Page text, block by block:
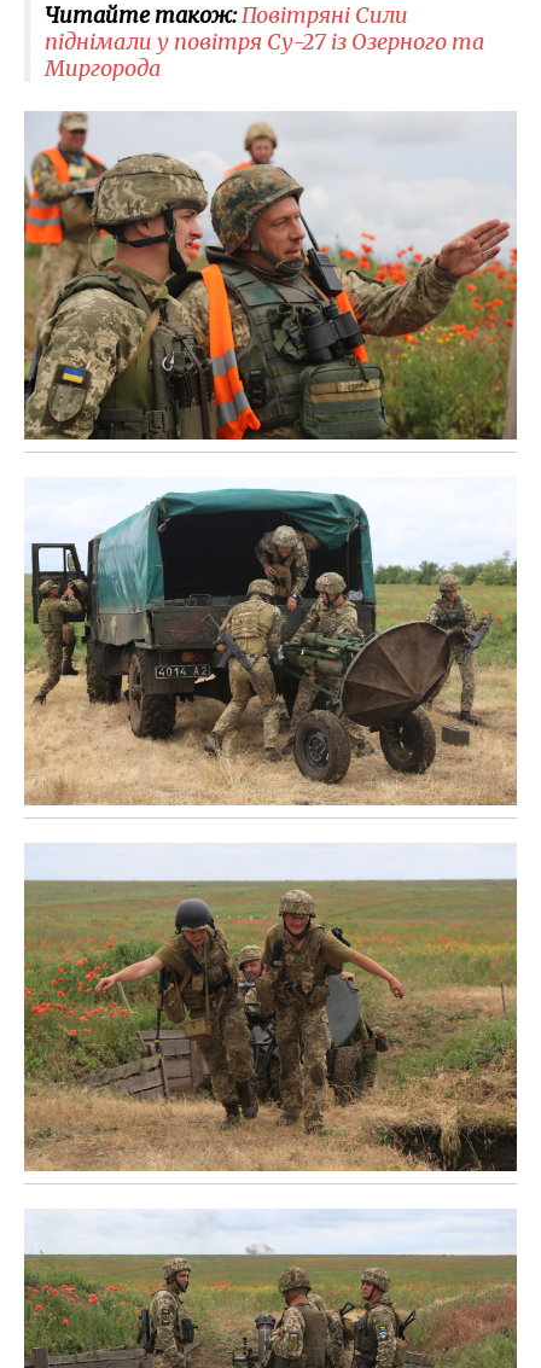
Читайте також:Повітряні Сили
піднімали у повітря Су-27 із Озерного та
Миргорода